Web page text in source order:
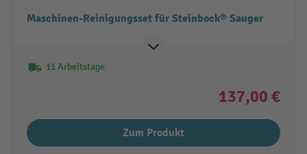
Maschinen-Reinigungsset für Steinbock® Sauger
11 Arbeitstage
137,00 €
Zum Produkt